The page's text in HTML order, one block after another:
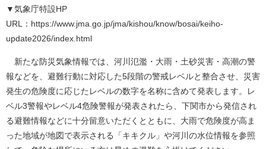
▼気象庁特設HP
URL：https://www.jma.go.jp/jma/kishou/know/bosai/keiho-
update2026/index.html
新たな防災気象情報では、河川氾濫・大雨・土砂災害・高潮の警
報などを、避難行動に対応した5段階の警戒レベルと整合させ、災害
発生の危険度に応じたレベルの数字を名称に含めて発表します。レ
ベル3警報やレベル4危険警報が発表されたら、下関市から発信され
る避難情報などに十分留意いただくとともに、大雨で危険度が高ま
った地域が地図で表示される「キキクル」や河川の水位情報を参照